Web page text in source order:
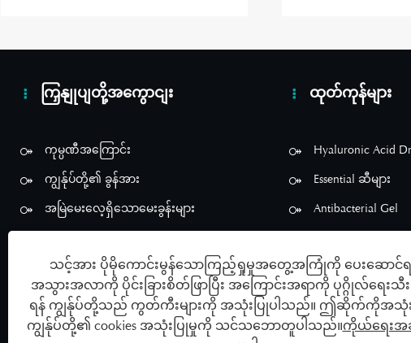
ကြှနျုပျတို့အကွောငျး
ကုမ္ပဏီအကြောင်း
ကျွန်ုပ်တို့၏ ခွန်အား
အမြဲမေးလေ့ရှိသောမေးခွန်းများ
ထုတ်ကုန်များ
Hyaluronic Acid
Essential ဆီများ
Antibacterial Gel
အရည်ဝတ်ခြင်း။
သင့်အား ပိုမိုကောင်းမွန်သောကြည့်ရှုမှုအတွေ့အကြုံကို ပေးဆောင်
အသွားအလာကို ပိုင်းခြားစိတ်ဖြာပြီး အကြောင်းအရာကို ပုဂ္ဂိုလ်ရေး
ရန် ကျွန်ုပ်တို့သည် ကွတ်ကီးများကို အသုံးပြုပါသည်။ ဤဆိုက်ကိုအသုံးပြု
ကျွန်ုပ်တို့၏ cookies အသုံးပြုမှုကို သင်သဘောတူပါသည်။ကိုယ်ရေး